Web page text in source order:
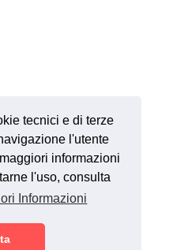
tecnici e di terze
l'utente
informazioni
l'uso, consulta
Informazioni